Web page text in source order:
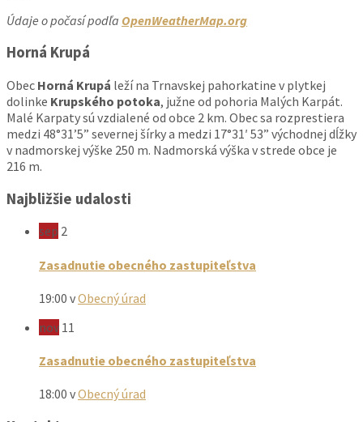
Údaje o počasí podľa OpenWeatherMap.org
Horná Krupá
Obec Horná Krupá leží na Trnavskej pahorkatine v plytkej
dolinke Krupského potoka, južne od pohoria Malých Karpát.
Malé Karpaty sú vzdialené od obce 2 km. Obec sa rozprestiera
medzi 48°31’5” severnej šírky a medzi 17°31′ 53” východnej dĺžky
v nadmorskej výške 250 m. Nadmorská výška v strede obce je
216 m.
Najbližšie udalosti
sep 2
Zasadnutie obecného zastupiteľstva
19:00 vObecný úrad
nov 11
Zasadnutie obecného zastupiteľstva
18:00 vObecný úrad